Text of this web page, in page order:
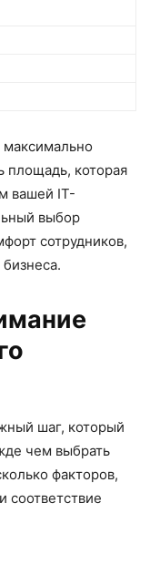
площадь, которая
вашей IT-
выбор
сотрудников,
шаг, который
чем выбрать
факторов,
соответствие